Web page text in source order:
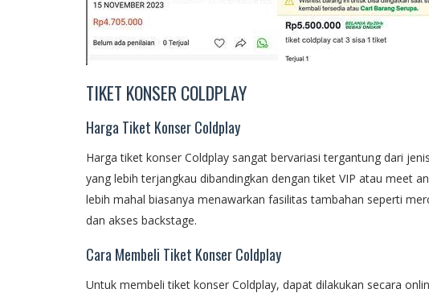
TIKET KONSER COLDPLAY
Harga Tiket Konser Coldplay
Harga tiket konser Coldplay sangat bervariasi tergantung dari
yang lebih terjangkau dibandingkan dengan tiket VIP atau meet
lebih mahal biasanya menawarkan fasilitas tambahan seperti
dan akses backstage.
Cara Membeli Tiket Konser Coldplay
Untuk membeli tiket konser Coldplay, dapat dilakukan secara